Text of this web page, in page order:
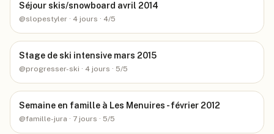
Séjour skis/snowboard avril 2014
@slopestyler · 4 jours · 4/5
Stage de ski intensive mars 2015
@progresser-ski · 4 jours · 5/5
Semaine en famille à Les Menuires - février 2012
@famille-jura · 7 jours · 5/5